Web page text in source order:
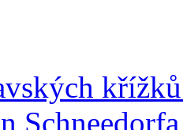
Schneedorfa